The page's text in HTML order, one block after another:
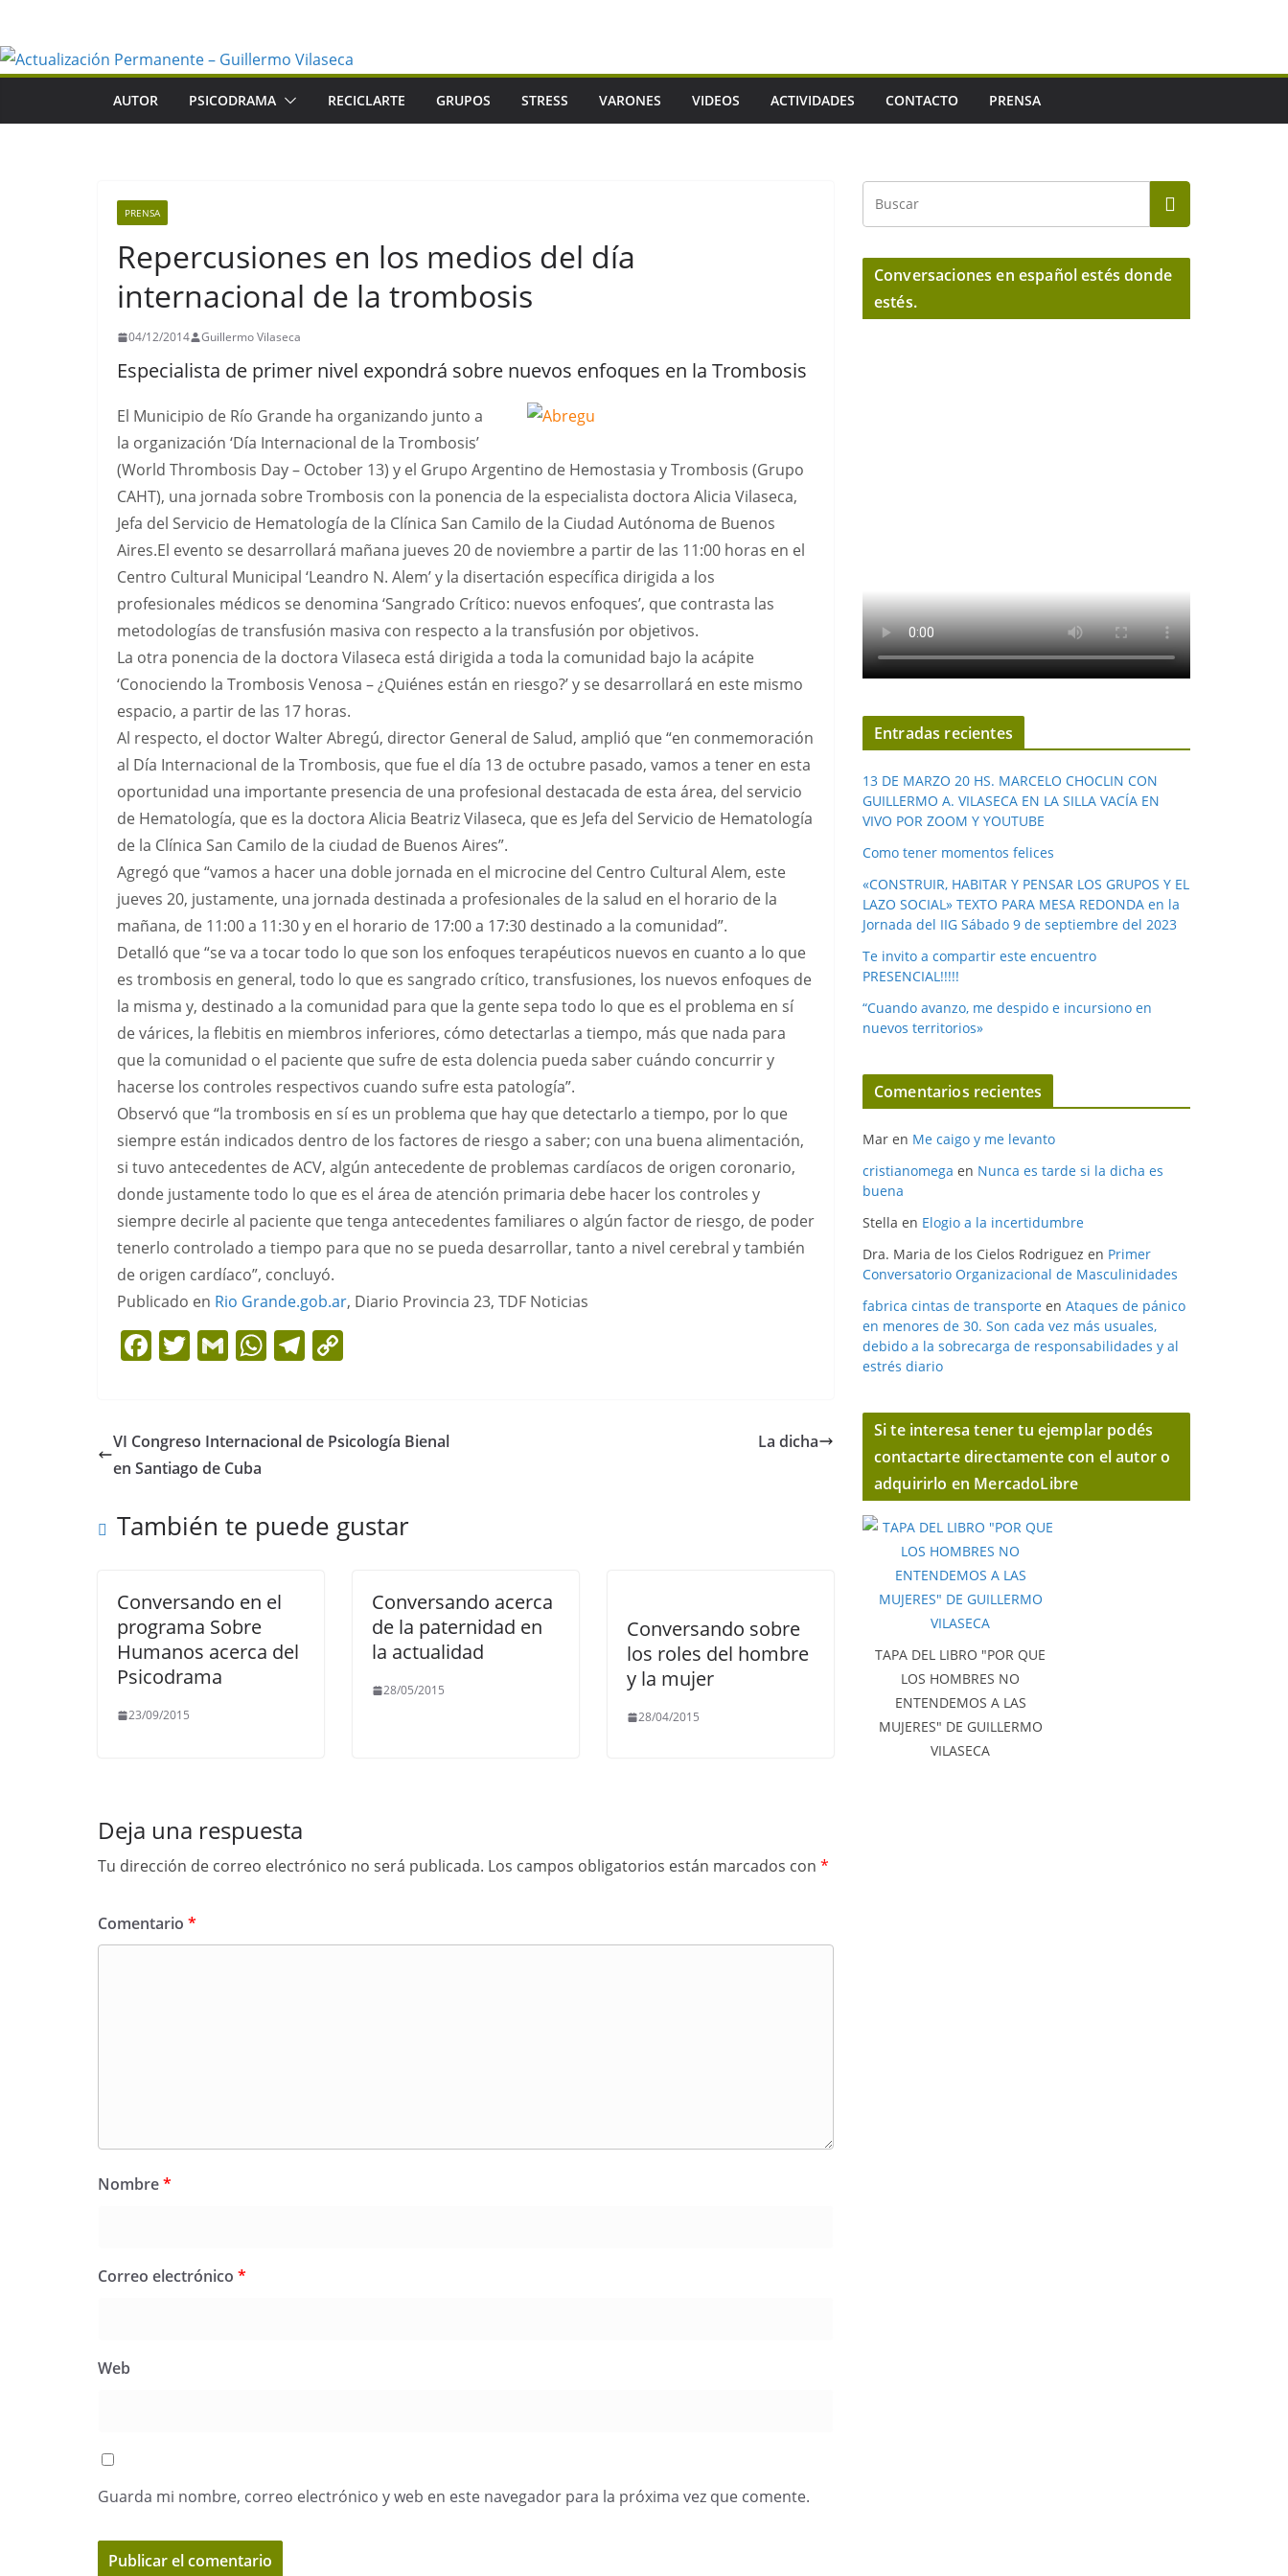
contenido
AUTOR PSICODRAMA RECICLARTE GRUPOS STRESS VARONES VIDEOS ACTIVIDADES CONTACTO PRENSA
PRENSA
Repercusiones en los medios del día
internacional de la trombosis
04/12/2014 Guillermo Vilaseca
Especialista de primer nivel expondrá sobre nuevos enfoques en la Trombosis
El Municipio de Río Grande ha organizando junto a
la organización ‘Día Internacional de la Trombosis’
(World Thrombosis Day – October 13) y el Grupo Argentino de Hemostasia y Trombosis (Grupo
CAHT), una jornada sobre Trombosis con la ponencia de la especialista doctora Alicia Vilaseca,
Jefa del Servicio de Hematología de la Clínica San Camilo de la Ciudad Autónoma de Buenos
Aires.El evento se desarrollará mañana jueves 20 de noviembre a partir de las 11:00 horas en el
Centro Cultural Municipal ‘Leandro N. Alem’ y la disertación específica dirigida a los
profesionales médicos se denomina ‘Sangrado Crítico: nuevos enfoques’, que contrasta las
metodologías de transfusión masiva con respecto a la transfusión por objetivos.
La otra ponencia de la doctora Vilaseca está dirigida a toda la comunidad bajo la acápite
‘Conociendo la Trombosis Venosa – ¿Quiénes están en riesgo?’ y se desarrollará en este mismo
espacio, a partir de las 17 horas.
Al respecto, el doctor Walter Abregú, director General de Salud, amplió que “en conmemoración
al Día Internacional de la Trombosis, que fue el día 13 de octubre pasado, vamos a tener en esta
oportunidad una importante presencia de una profesional destacada de esta área, del servicio
de Hematología, que es la doctora Alicia Beatriz Vilaseca, que es Jefa del Servicio de Hematología
de la Clínica San Camilo de la ciudad de Buenos Aires”.
Agregó que “vamos a hacer una doble jornada en el microcine del Centro Cultural Alem, este
jueves 20, justamente, una jornada destinada a profesionales de la salud en el horario de la
mañana, de 11:00 a 11:30 y en el horario de 17:00 a 17:30 destinado a la comunidad”.
Detalló que “se va a tocar todo lo que son los enfoques terapéuticos nuevos en cuanto a lo que
es trombosis en general, todo lo que es sangrado crítico, transfusiones, los nuevos enfoques de
la misma y, destinado a la comunidad para que la gente sepa todo lo que es el problema en sí
de várices, la flebitis en miembros inferiores, cómo detectarlas a tiempo, más que nada para
que la comunidad o el paciente que sufre de esta dolencia pueda saber cuándo concurrir y
hacerse los controles respectivos cuando sufre esta patología”.
Observó que “la trombosis en sí es un problema que hay que detectarlo a tiempo, por lo que
siempre están indicados dentro de los factores de riesgo a saber; con una buena alimentación,
si tuvo antecedentes de ACV, algún antecedente de problemas cardíacos de origen coronario,
donde justamente todo lo que es el área de atención primaria debe hacer los controles y
siempre decirle al paciente que tenga antecedentes familiares o algún factor de riesgo, de poder
tenerlo controlado a tiempo para que no se pueda desarrollar, tanto a nivel cerebral y también
de origen cardíaco”, concluyó.
Publicado en Rio Grande.gob.ar, Diario Provincia 23, TDF Noticias
F
e
b
o
T
er
G
l
W
s
p
T
gr y
k
VI Congreso Internacional de Psicología Bienal
en Santiago de Cuba
La dicha
También te puede gustar
Conversando en el
programa Sobre
Humanos acerca del
Psicodrama
23/09/2015
Conversando acerca
de la paternidad en
la actualidad
28/05/2015
Conversando sobre
los roles del hombre
y la mujer
28/04/2015
Deja una respuesta
Tu dirección de correo electrónico no será publicada. Los campos obligatorios están marcados con *
Comentario *
Nombre*
Correo electrónico *
Web
Guarda mi nombre, correo electrónico y web en este navegador para la próxima vez que comente.
Conversaciones en español estés donde
estés.
Entradas recientes
13 DE MARZO 20 HS. MARCELO CHOCLIN CON
GUILLERMO A. VILASECA EN LA SILLA VACÍA EN
VIVO POR ZOOM Y YOUTUBE
Como tener momentos felices
«CONSTRUIR, HABITAR Y PENSAR LOS GRUPOS Y EL
LAZO SOCIAL» TEXTO PARA MESA REDONDA en la
Jornada del IIG Sábado 9 de septiembre del 2023
Te invito a compartir este encuentro
PRESENCIAL!!!!!
“Cuando avanzo, me despido e incursiono en
nuevos territorios»
Comentarios recientes
Mar en Me caigo y me levanto
cristianomega en Nunca es tarde si la dicha es
buena
Stella en Elogio a la incertidumbre
Dra. Maria de los Cielos Rodriguez en Primer
Conversatorio Organizacional de Masculinidades
fabrica cintas de transporte en Ataques de pánico
en menores de 30. Son cada vez más usuales,
debido a la sobrecarga de responsabilidades y al
estrés diario
Si te interesa tener tu ejemplar podés
contactarte directamente con el autor o
adquirirlo en MercadoLibre
TAPA DEL LIBRO "POR QUE
LOS HOMBRES NO
ENTENDEMOS A LAS
MUJERES" DE GUILLERMO
VILASECA